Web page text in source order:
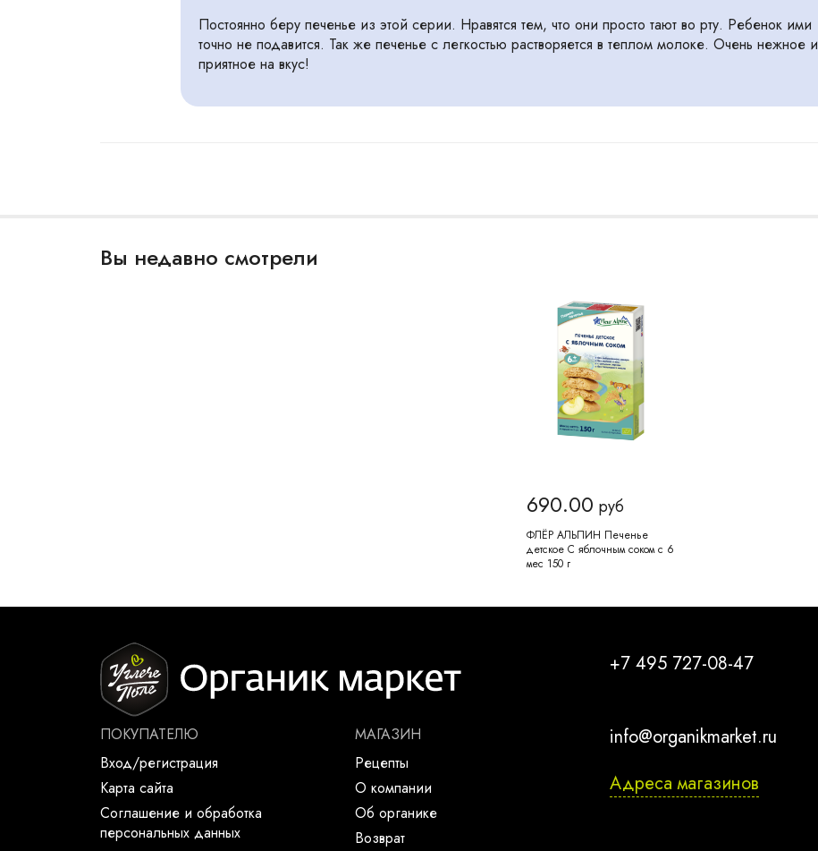
Постоянно беру печенье из этой серии. Нравятся тем, что они просто тают во рту. Ребенок ими
точно не подавится. Так же печенье с легкостью растворяется в теплом молоке. Очень нежное и
приятное на вкус!
Вы недавно смотрели
690.00 руб
ФЛЁР АЛЬПИН Печенье
детское С яблочным соком с 6
мес 150 г
ПОКУПАТЕЛЮ
Вход/регистрация
Карта сайта
Соглашение и обработка
персональных данных
МАГАЗИН
Рецепты
О компании
Об органике
Возврат
+7 495 727-08-47
info@organikmarket.ru
Адреса магазинов